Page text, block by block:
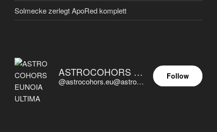
Solmecke zerlegt ApoRed komplett
ASTROCOHORS EUNOIA ULTIMA
@astrocohors.eu@astrocohors.eu
Follow